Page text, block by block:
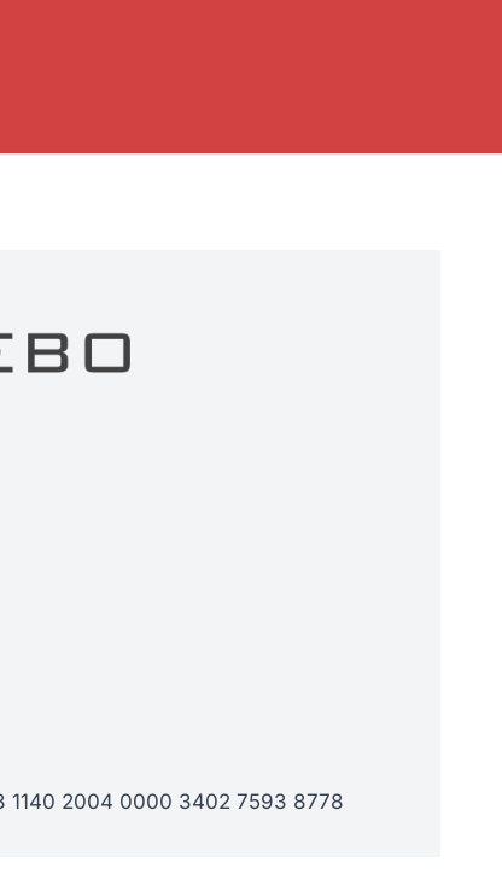
1140 2004 0000 3402 7593 8778